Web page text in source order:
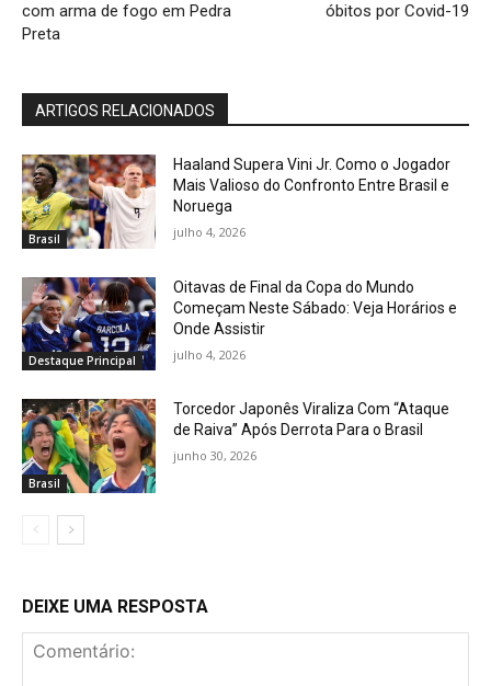
com arma de fogo em Pedra
Preta
óbitos por Covid-19
ARTIGOS RELACIONADOS
Brasil
Haaland Supera Vini Jr. Como o Jogador
Mais Valioso do Confronto Entre Brasil e
Noruega
julho 4, 2026
Destaque Principal
Oitavas de Final da Copa do Mundo
Começam Neste Sábado: Veja Horários e
Onde Assistir
julho 4, 2026
Brasil
Torcedor Japonês Viraliza Com “Ataque
de Raiva” Após Derrota Para o Brasil
junho 30, 2026
DEIXE UMA RESPOSTA